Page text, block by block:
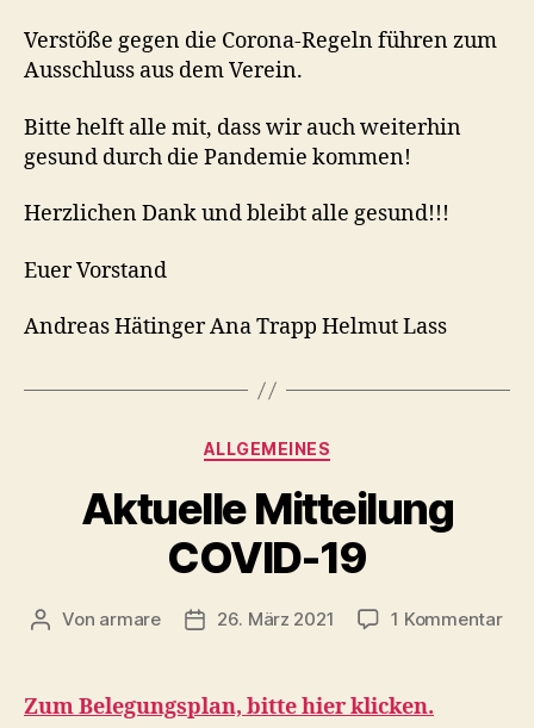
Verstöße gegen die Corona-Regeln führen zum
Ausschluss aus dem Verein.
Bitte helft alle mit, dass wir auch weiterhin
gesund durch die Pandemie kommen!
Herzlichen Dank und bleibt alle gesund!!!
Euer Vorstand
Andreas Hätinger Ana Trapp Helmut Lass
Kategorien
ALLGEMEINES
Aktuelle Mitteilung
COVID-19
Beitragsautor
Von armare Beitragsdatum
26. März 2021 1 Kommentarzu
Zum Belegungsplan, bitte hier klicken.